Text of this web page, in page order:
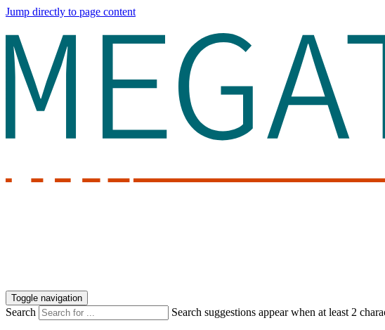
Jump directly to page content
Toggle navigation
Search Search suggestions appear when at least 2